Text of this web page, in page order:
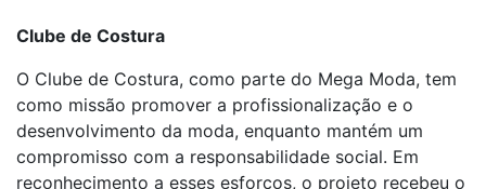
Clube de Costura
O Clube de Costura, como parte do Mega Moda, tem
como missão promover a profissionalização e o
desenvolvimento da moda, enquanto mantém um
compromisso com a responsabilidade social. Em
reconhecimento a esses esforços, o projeto recebeu o